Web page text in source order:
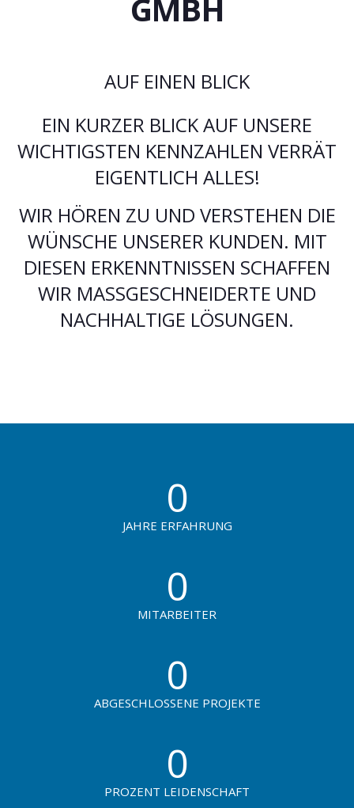
GMBH
AUF EINEN BLICK
EIN KURZER BLICK AUF UNSERE
WICHTIGSTEN KENNZAHLEN VERRÄT
EIGENTLICH ALLES!
WIR HÖREN ZU UND VERSTEHEN DIE
WÜNSCHE UNSERER KUNDEN. MIT
DIESEN ERKENNTNISSEN SCHAFFEN
WIR MASSGESCHNEIDERTE UND N
ACHHALTIGE LÖSUNGEN.
0
JAHRE ERFAHRUNG
0
MITARBEITER
0
ABGESCHLOSSENE PROJEKTE
0
PROZENT LEIDENSCHAFT